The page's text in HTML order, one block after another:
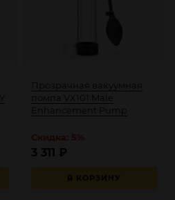
Прозрачная вакуумная
помпа VX101 Male
В КОРЗИНУ
3 311 ₽